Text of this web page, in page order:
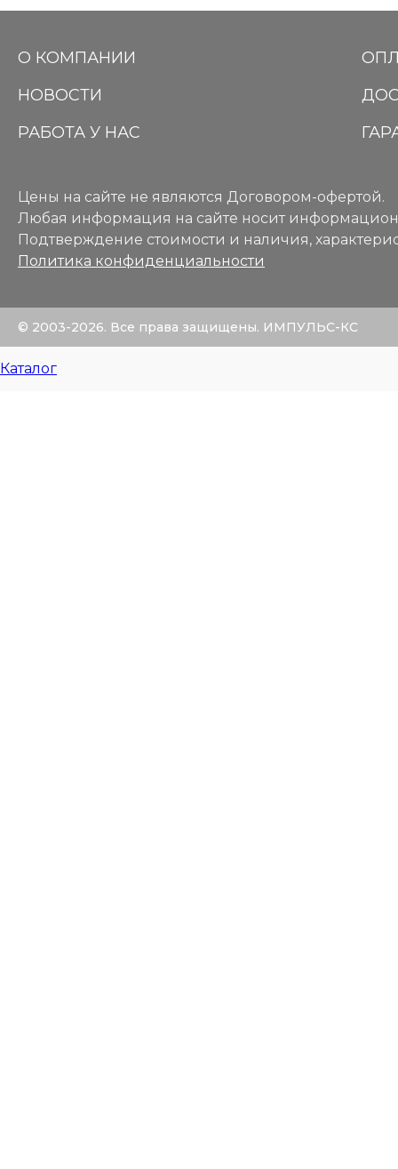
О КОМПАНИИ
НОВОСТИ
РАБОТА У НАС
Цены на сайте не являются Договором-офертой.
Любая информация на сайте носит
Подтверждение стоимости и наличия,
Политика конфиденциальности
© 2003-2026. Все права защищены. ИМПУЛЬС-КС
Каталог